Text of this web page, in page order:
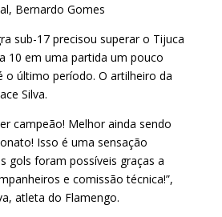
Bernardo Gomes
sub-17 precisou superar o Tijuca
10 em uma partida um pouco
o último período. O artilheiro da
Silva.
campeão! Melhor ainda sendo
Isso é uma sensação
gols foram possíveis graças a
e comissão técnica!”,
atleta do Flamengo.